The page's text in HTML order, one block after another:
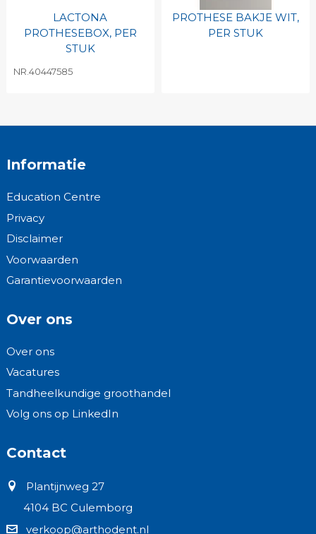
LACTONA
PROTHESEBOX, PER
STUK
NR.40447585
PROTHESE BAKJE WIT,
PER STUK
Informatie
Education Centre
Privacy
Disclaimer
Voorwaarden
Garantievoorwaarden
Over ons
Over ons
Vacatures
Tandheelkundige groothandel
Volg ons op LinkedIn
Contact
Plantijnweg 27
4104 BC Culemborg
verkoop@arthodent.nl